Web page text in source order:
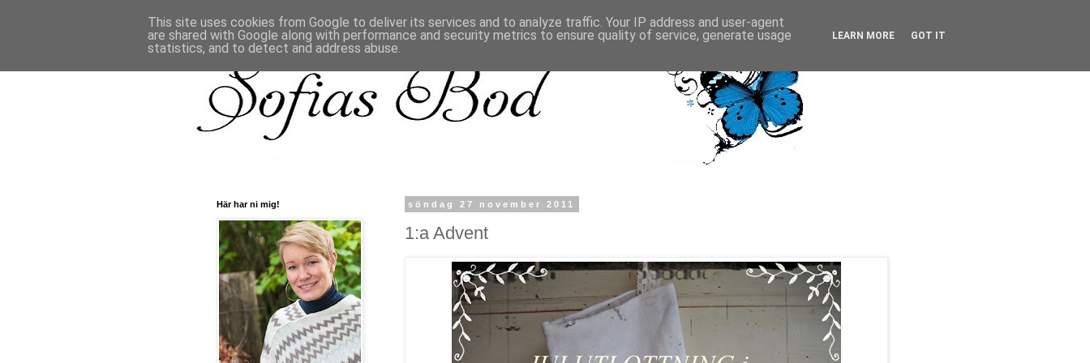
söndag 27 november 2011
1:a Advent
Här har ni mig!
This site uses cookies from Google to deliver its services and to analyze traffic. Your IP address and user-agent
are shared with Google along with performance and security metrics to ensure quality of service, generate usage
statistics, and to detect and address abuse.
LEARN MORE GOT IT